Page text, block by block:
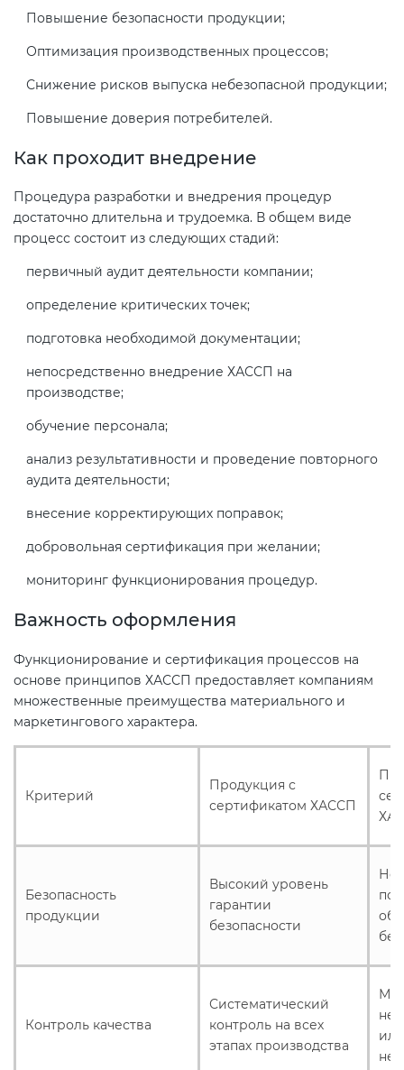
Повышение безопасности продукции;
Оптимизация производственных процессов;
Снижение рисков выпуска небезопасной продукции;
Повышение доверия потребителей.
Как проходит внедрение
Процедура разработки и внедрения процедур
достаточно длительна и трудоемка. В общем виде
процесс состоит из следующих стадий:
первичный аудит деятельности компании;
определение критических точек;
подготовка необходимой документации;
непосредственно внедрение ХАССП на
производстве;
обучение персонала;
анализ результативности и проведение повторного
аудита деятельности;
внесение корректирующих поправок;
добровольная сертификация при желании;
мониторинг функционирования процедур.
Важность оформления
Функционирование и сертификация процессов на
основе принципов ХАССП предоставляет компаниям
множественные преимущества материального и
маркетингового характера.
Критерий
Продукция с
сертификатом ХАССП
Безопасность
продукции
Высокий уровень
гарантии
безопасности
Контроль качества
Систематический
контроль на всех
этапах производства
или